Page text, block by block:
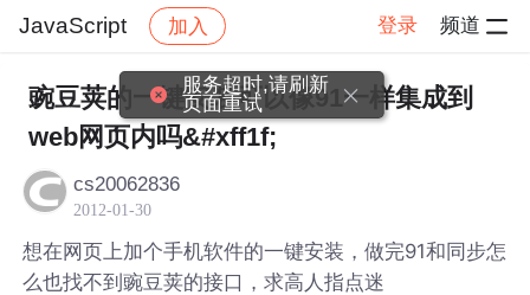
JavaScript 加入 登录 频道
社区 JavaScript 帖子详情
豌豆荚的一键安装可以像91一样集成到
web网页内吗&#xff1f;
cs20062836
2012-01-30
想在网页上加个手机软件的一键安装，做完91和同步怎
么也找不到豌豆荚的接口，求高人指点迷
服务超时,请刷新
页面重试